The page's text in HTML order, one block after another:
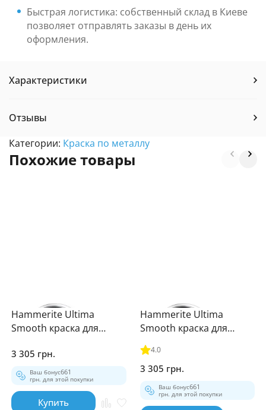
Быстрая логистика: собственный склад в Киеве
позволяет отправлять заказы в день их
оформления.
Характеристики
Отзывы
Категории: Краска по металлу
Похожие товары
Hammerite Ultima
Smooth краска для
2.2л
3 305 грн.
Ваш бонус661
грн. для этой покупки
Купить
Hammerite Ultima
Smooth краска для
металла, черная 2.2л
4.0
3 305 грн.
Ваш бонус661
грн. для этой покупки